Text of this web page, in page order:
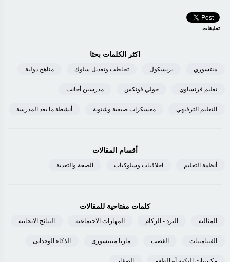
تعليقات
اكثر الكلمات بحثا
منتسوري بريسكول تخاطب وتعديل سلوك مناهج دولية
تعليم فرنساوي جولي فونكس مدرسين أجانب
التعليم الترفيهي معسكرات صيفية وشتوية أنشطة ما بعد المدرسة
أقسام المقالات
أنظمة التعليم اخلاقيات وسلوكيات الصحة والتغذية
كلمات مفتاحية للمقالات
المثالية البرد - الزكام المهارات الاجتماعية النتائج الايجابية
الفيتامينات الغضب ماريا منتيسورى الذكاء الوجدانى